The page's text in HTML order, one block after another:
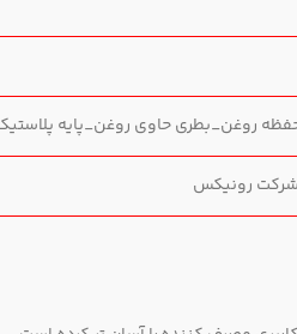
روغن_بطری حاوی روغن_پایه